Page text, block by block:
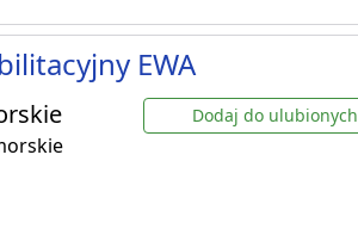
EWA
Dodaj do ulubionych